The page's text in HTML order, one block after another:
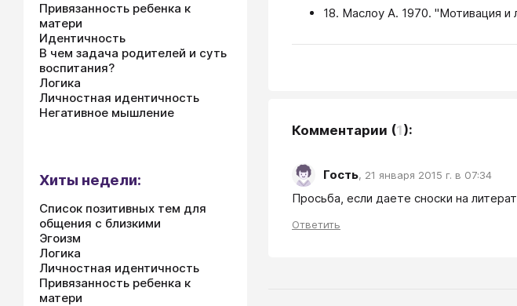
18. Маслоу А. 1970. "Мотивация и
Комментарии (1):
Гость, 21 января 2015 г. в 07:34
Просьба, если даете сноски на
Ответить
Привязанность ребенка к
матери
Идентичность
В чем задача родителей и суть
воспитания?
Логика
Личностная идентичность
Негативное мышление
Хиты недели:
Список позитивных тем для
общения с близкими
Эгоизм
Логика
Личностная идентичность
Привязанность ребенка к
матери